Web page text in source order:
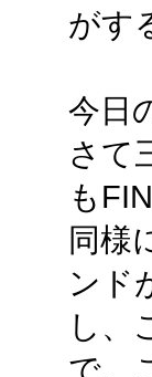
がす
今日
さて
も
同様
ンド
し、
で、